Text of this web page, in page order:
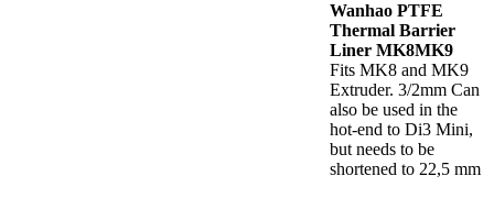
Wanhao PTFE
Thermal Barrier
Liner MK8MK9
Fits MK8 and MK9
Extruder. 3/2mm Can
also be used in the
hot-end to Di3 Mini,
but needs to be
shortened to 22,5 mm